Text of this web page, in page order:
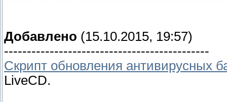
Добавлено (15.10.2015, 19:57)
---------------------------------------------
Скрипт обновления антивирусных
LiveCD.